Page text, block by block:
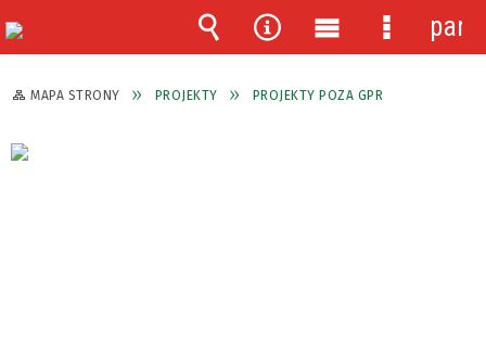
MAPA STRONY PROJEKTY PROJEKTY POZA GPR
Wyszukiwarka
Narzędzia
Menu
główne
Menu